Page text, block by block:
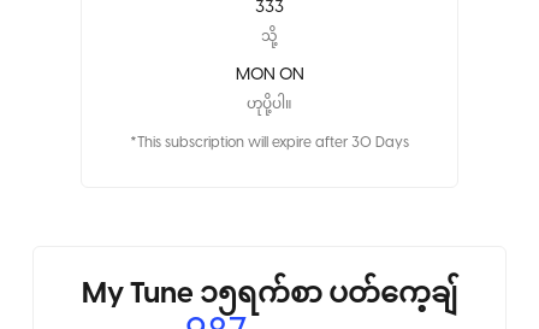
333
သို့
MON ON
ဟုပို့ပါ။
*This subscription will expire after 30 Days
My Tune ၁၅ရက်စာ ပတ်ကေ့ချ်